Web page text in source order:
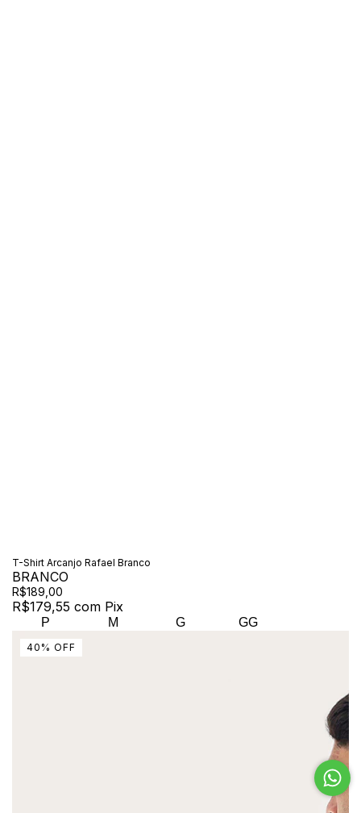
T-Shirt Arcanjo Rafael Branco
BRANCO
R$189,00
R$179,55 com Pix
P M G GG
40 % OFF